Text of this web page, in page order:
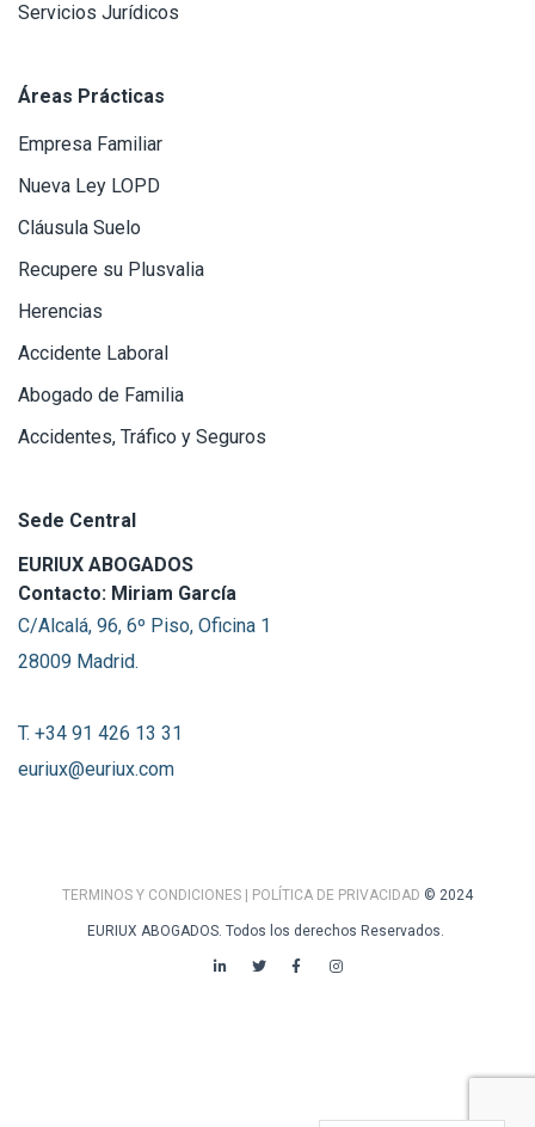
Servicios Jurídicos
Áreas Prácticas
Empresa Familiar
Nueva Ley LOPD
Cláusula Suelo
Recupere su Plusvalia
Herencias
Accidente Laboral
Abogado de Familia
Accidentes, Tráfico y Seguros
Sede Central
EURIUX ABOGADOS
Contacto: Miriam García
C/Alcalá, 96, 6º Piso, Oficina 1
28009 Madrid.
T. +34 91 426 13 31
euriux@euriux.com
TERMINOS Y CONDICIONES | POLÍTICA DE PRIVACIDAD © 2024
EURIUX ABOGADOS. Todos los derechos Reservados.